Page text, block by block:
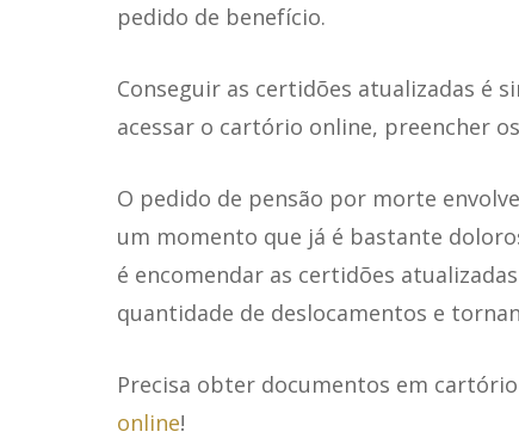
pedido de benefício.
Conseguir as certidões atualizadas é
acessar o cartório online, preencher
O pedido de pensão por morte
um momento que já é bastante
é encomendar as certidões
quantidade de deslocamentos e
Precisa obter documentos em
online!